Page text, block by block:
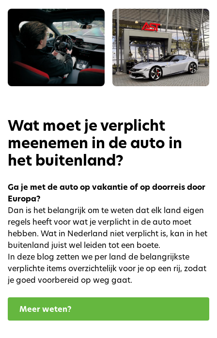
Wat moet je verplicht
meenemen in de auto in
het buitenland?
Ga je met de auto op vakantie of op doorreis door
Europa?
Dan is het belangrijk om te weten dat elk land eigen
regels heeft voor wat je verplicht in de auto moet
hebben. Wat in Nederland niet verplicht is, kan in het
buitenland juist wel leiden tot een boete.
In deze blog zetten we per land de belangrijkste
verplichte items overzichtelijk voor je op een rij, zodat
je goed voorbereid op weg gaat.
Meer weten?